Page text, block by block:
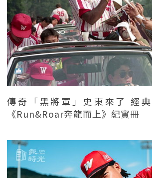
傳奇「黑將軍」史東來了 經
《Run&Roar奔龍而上》紀實冊